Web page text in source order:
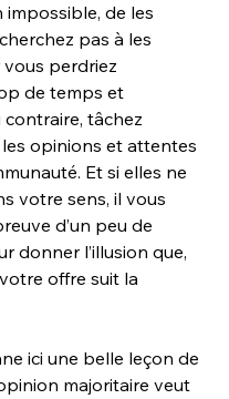
impossible, de les
pas à les
perdriez
de temps et
contraire, tâchez
les opinions et attentes
Et si elles ne
votre sens, il vous
d’un peu de
donner l’illusion que,
offre suit la
ici une belle leçon de
majoritaire veut